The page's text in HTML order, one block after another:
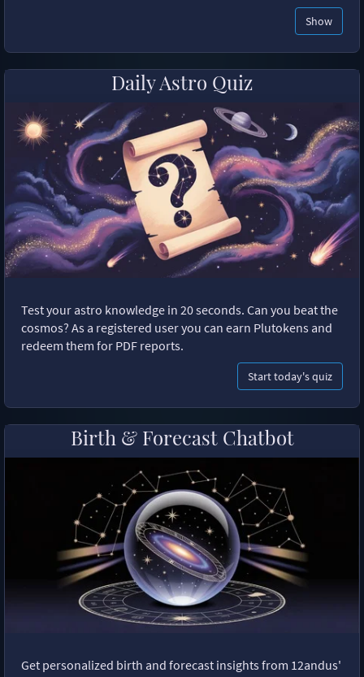
Show
Daily Astro Quiz
Test your astro knowledge in 20 seconds. Can you beat the
cosmos? As a registered user you can earn Plutokens and
redeem them for PDF reports.
Start today's quiz
Birth & Forecast Chatbot
Get personalized birth and forecast insights from 12andus'